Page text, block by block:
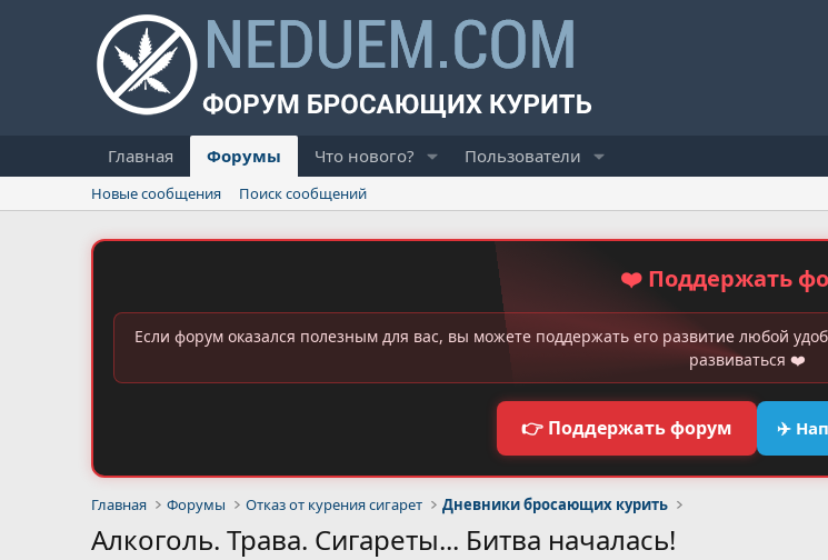
Главная Форумы Что нового? Пользователи
Новые сообщения Поиск сообщений
❤️ Поддержать
Если форум оказался полезным для вас, вы можете поддержать его развитие любой
развиваться ❤️
👉 Поддержать форум ✈️
Главная Форумы Отказ от курения сигарет Дневники бросающих курить
Алкоголь. Трава. Сигареты... Битва началась!